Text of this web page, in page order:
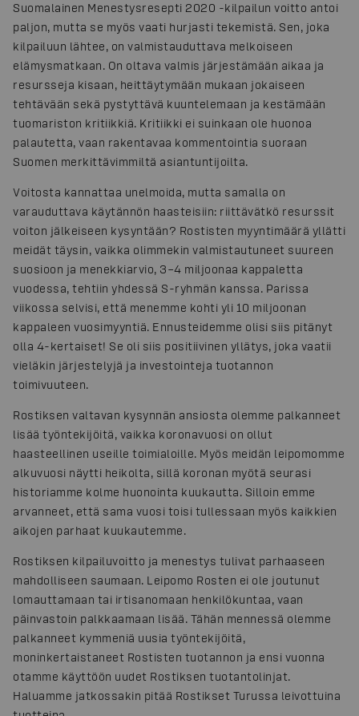
Suomalainen Menestysresepti 2020 -kilpailun voitto antoi
paljon, mutta se myös vaati hurjasti tekemistä. Sen, joka
kilpailuun lähtee, on valmistauduttava melkoiseen
elämysmatkaan. On oltava valmis järjestämään aikaa ja
resursseja kisaan, heittäytymään mukaan jokaiseen
tehtävään sekä pystyttävä kuuntelemaan ja kestämään
tuomariston kritiikkiä. Kritiikki ei suinkaan ole huonoa
palautetta, vaan rakentavaa kommentointia suoraan
Suomen merkittävimmiltä asiantuntijoilta.
Voitosta kannattaa unelmoida, mutta samalla on
varauduttava käytännön haasteisiin: riittävätkö resurssit
voiton jälkeiseen kysyntään? Rostisten myyntimäärä yllätti
meidät täysin, vaikka olimmekin valmistautuneet suureen
suosioon ja menekkiarvio, 3–4 miljoonaa kappaletta
vuodessa, tehtiin yhdessä S-ryhmän kanssa. Parissa
viikossa selvisi, että menemme kohti yli 10 miljoonan
kappaleen vuosimyyntiä. Ennusteidemme olisi siis pitänyt
olla 4-kertaiset! Se oli siis positiivinen yllätys, joka vaatii
vieläkin järjestelyjä ja investointeja tuotannon
toimivuuteen.
Rostiksen valtavan kysynnän ansiosta olemme palkanneet
lisää työntekijöitä, vaikka koronavuosi on ollut
haasteellinen useille toimialoille. Myös meidän leipomomme
alkuvuosi näytti heikolta, sillä koronan myötä seurasi
historiamme kolme huonointa kuukautta. Silloin emme
arvanneet, että sama vuosi toisi tullessaan myös kaikkien
aikojen parhaat kuukautemme.
Rostiksen kilpailuvoitto ja menestys tulivat parhaaseen
mahdolliseen saumaan. Leipomo Rosten ei ole joutunut
lomauttamaan tai irtisanomaan henkilökuntaa, vaan
päinvastoin palkkaamaan lisää. Tähän mennessä olemme
palkanneet kymmeniä uusia työntekijöitä,
moninkertaistaneet Rostisten tuotannon ja ensi vuonna
otamme käyttöön uudet Rostiksen tuotantolinjat.
Haluamme jatkossakin pitää Rostikset Turussa leivottuina